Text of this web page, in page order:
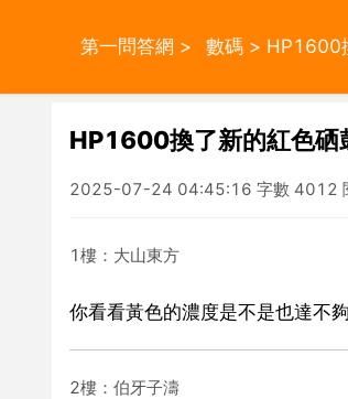
第一問答網 > 數碼 > HP1600
HP1600換了新的紅色硒
2025-07-24 04:45:16 字數 4012
1樓：大山東方
你看看黃色的濃度是不是也達不
2樓：伯牙子濤